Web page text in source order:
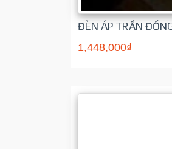
ĐÈN ÁP TRẦN
1,448,000₫